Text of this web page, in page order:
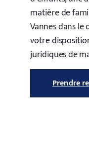
matière de
Vannes dans
votre
juridiques de
Prendre